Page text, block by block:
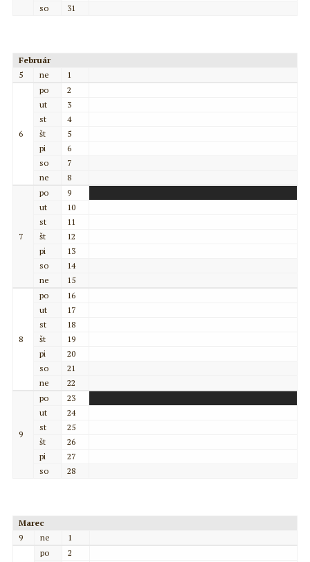
so
31
Február
5
ne 1
6
po
2
ut
3
st
4
št
5
pi
6
so
7
ne
8
7
po
9
ut
10
st
11
št
12
pi
13
so
14
ne
15
8
po
16
ut
17
st
18
št
19
pi
20
so
21
ne
22
9
po
23
ut
24
st
25
št
26
pi
27
so
28
Marec
9
ne 1
po
2